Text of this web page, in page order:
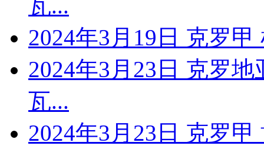
瓦...
2024年3月19日 克罗
2024年3月23日 克罗
瓦...
2024年3月23日 克罗